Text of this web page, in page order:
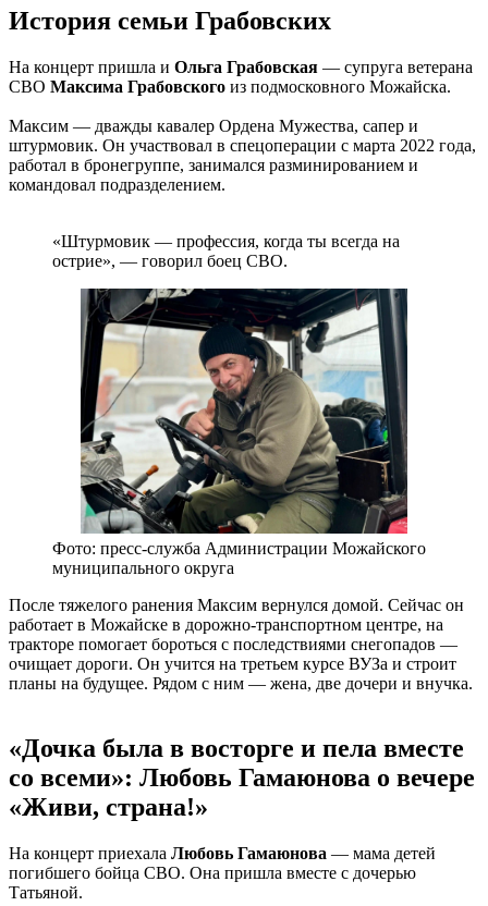
История семьи Грабовских
На концерт пришла и Ольга Грабовская — супруга ветерана
СВО Максима Грабовского из подмосковного Можайска.
Максим — дважды кавалер Ордена Мужества, сапер и
штурмовик. Он участвовал в спецоперации с марта 2022 года,
работал в бронегруппе, занимался разминированием и
командовал подразделением.
«Штурмовик — профессия, когда ты всегда на
острие», — говорил боец СВО.
Фото: пресс-служба Администрации Можайского
муниципального округа
После тяжелого ранения Максим вернулся домой. Сейчас он
работает в Можайске в дорожно-транспортном центре, на
тракторе помогает бороться с последствиями снегопадов —
очищает дороги. Он учится на третьем курсе ВУЗа и строит
планы на будущее. Рядом с ним — жена, две дочери и внучка.
«Дочка была в восторге и пела вместе
со всеми»: Любовь Гамаюнова о вечере
«Живи, страна!»
На концерт приехала Любовь Гамаюнова — мама детей
погибшего бойца СВО. Она пришла вместе с дочерью
Татьяной.